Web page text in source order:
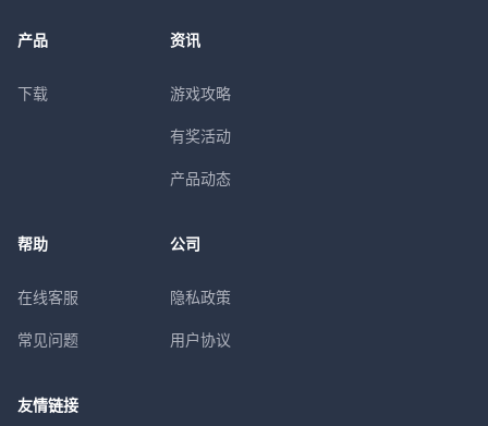
产品
下载
资讯
游戏攻略
有奖活动
产品动态
帮助
在线客服
常见问题
公司
隐私政策
用户协议
友情链接